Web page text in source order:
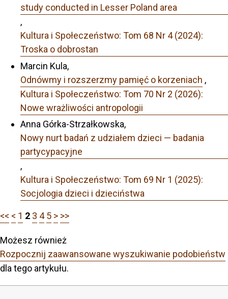
study conducted in Lesser Poland area
,
Kultura i Społeczeństwo: Tom 68 Nr 4 (2024):
Troska o dobrostan
Marcin Kula,
Odnówmy i rozszerzmy pamięć o korzeniach ,
Kultura i Społeczeństwo: Tom 70 Nr 2 (2026):
Nowe wrażliwości antropologii
Anna Górka-Strzałkowska,
Nowy nurt badań z udziałem dzieci — badania
partycypacyjne
,
Kultura i Społeczeństwo: Tom 69 Nr 1 (2025):
Socjologia dzieci i dzieciństwa
<< < 1 2 3 4 5 > >>
Możesz również
Rozpocznij zaawansowane wyszukiwanie podobieństw
dla tego artykułu.